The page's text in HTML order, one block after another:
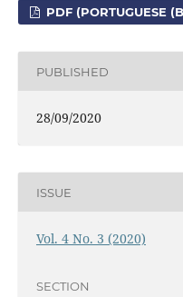
PDF (PORTUGUESE
PUBLISHED
28/09/2020
ISSUE
Vol. 4 No. 3 (2020)
SECTION